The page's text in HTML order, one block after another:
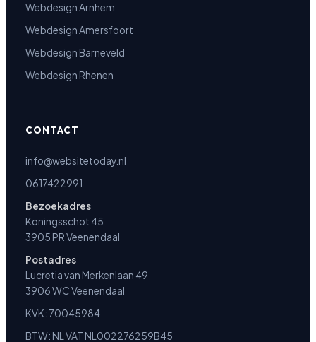
Webdesign Arnhem
Webdesign Amersfoort
Webdesign Barneveld
Webdesign Rhenen
CONTACT
info@websitetoday.nl
0617422991
Bezoekadres
Koningsschot 45
3905 PR Veenendaal
Postadres
Lucretia van Merkenlaan 49
3906 WC Veenendaal
KVK: 70045984
BTW: NL VAT NL002276259B45